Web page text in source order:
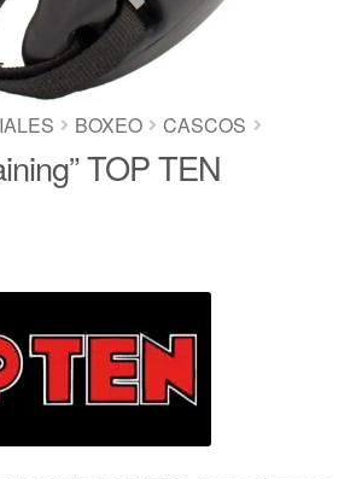
BOXEO CASCOS
TOP TEN